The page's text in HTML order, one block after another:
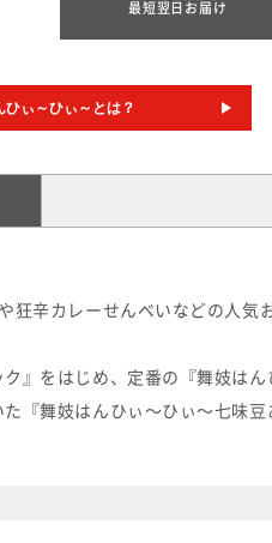
最短翌日お届け
ひぃ～ひぃ～とは？
辛カレーせんべいなどの人気
』をはじめ、定番の『舞妓は
『舞妓はんひぃ～ひぃ～七味